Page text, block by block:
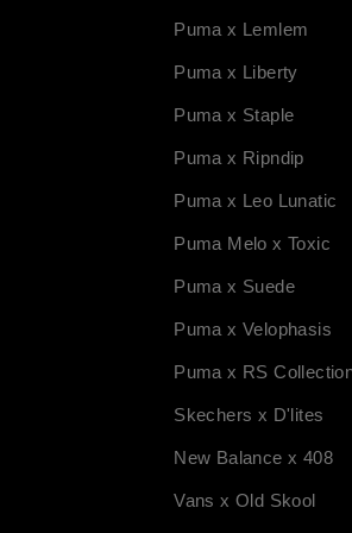
Puma x Lemlem
Puma x Liberty
Puma x Staple
Puma x Ripndip
Puma x Leo Lunatic
Puma Melo x Toxic
Puma x Suede
Puma x Velophasis
Puma x RS
Skechers x D'lites
New Balance x 408
Vans x Old Skool